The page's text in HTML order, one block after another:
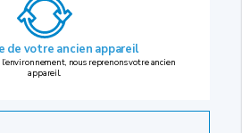
de votre ancien appareil
nous reprenons votre ancien
appareil.